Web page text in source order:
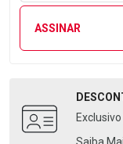
ASSINAR